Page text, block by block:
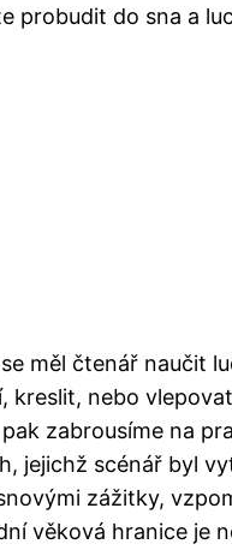
probudit do sna a
měl čtenář naučit
nebo
zabrousíme na
jejichž scénář byl
zážitky,
věková hranice je